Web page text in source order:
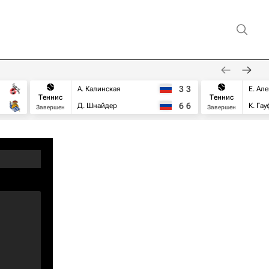
Теннис
Завершен
А. Калинская
Д. Шнайдер
3 3
6 6
Теннис
Завершен
Е.
К.